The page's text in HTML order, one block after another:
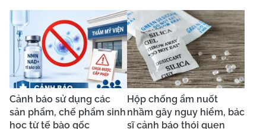
Cảnh báo sử dụng các
sản phẩm, chế phẩm sinh
học từ tế bào gốc
Hộp chống ẩm nuốt
nhầm gây nguy hiểm, bác
sĩ cảnh báo thói quen